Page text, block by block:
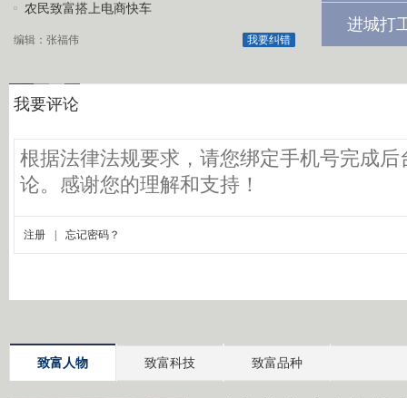
农民致富搭上电商快车
我要纠错
编辑：张福伟
进城打
致富人物 致富科技 致富品种